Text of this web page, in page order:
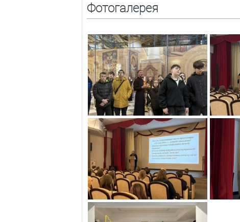
Фотогалерея